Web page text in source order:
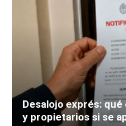
Desalojo exprés:
y propietarios si se